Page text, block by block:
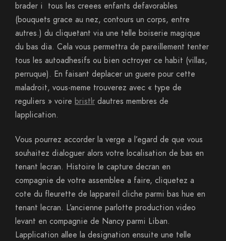
brader i tous les creees enfants defavorables
(bouquets grace au nez, contours un corps, entre
autres.) du cliquetant via une telle boiserie magique
du bas dia. Cela vous permettra de pareillement tenter
tous les autoadhesifs ou bien octroyer ce habit (villas,
perruque). En faisant deplacer un guere pour cette
maladroit, vous-meme trouverez avec « type de
reguliers » voire bristlr dautres membres de
lapplication.
Vous pourrez accorder la verge a l’egard de que vous
souhaitez dialoguer alors votre localisation de bas en
tenant lecran. Histoire le capture decran en
compagnie de votre assemblee a faire, cliquetez a
cote du fleurette de lappareil cliche parmi bas hue en
tenant lecran. L’ancienne parlotte production video
levant en compagnie de Nancy parmi Liban.
Lapplication allee la designation ensuite une telle